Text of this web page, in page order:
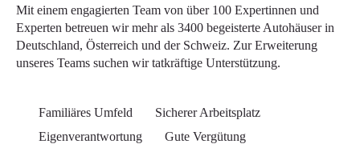
Mit einem engagierten Team von über 100 Expertinnen und
Experten betreuen wir mehr als 3400 begeisterte Autohäuser in
Deutschland, Österreich und der Schweiz. Zur Erweiterung
unseres Teams suchen wir tatkräftige Unterstützung.
Familiäres Umfeld
Sicherer Arbeitsplatz
Eigenverantwortung
Gute Vergütung